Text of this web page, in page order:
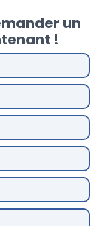
un
!